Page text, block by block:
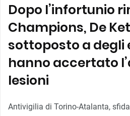
Dopo l’infortunio
Champions, De
sottoposto a degli
hanno accertato
lesioni
Antivigilia di Torino-Atalanta,